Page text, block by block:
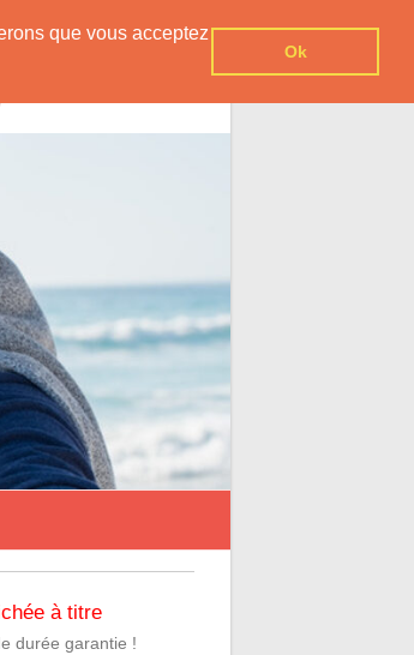
que vous acceptez
Ok
à titre
durée garantie !